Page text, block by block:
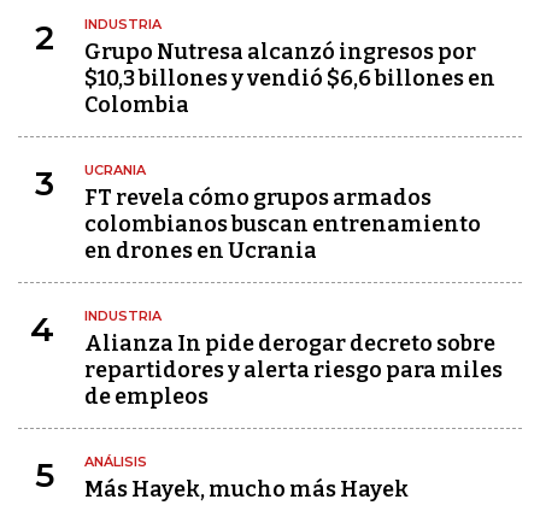
2 INDUSTRIA
Grupo Nutresa alcanzó ingresos por
$10,3 billones y vendió $6,6 billones en
Colombia
3 UCRANIA
FT revela cómo grupos armados
colombianos buscan entrenamiento
en drones en Ucrania
4 INDUSTRIA
Alianza In pide derogar decreto sobre
repartidores y alerta riesgo para miles
de empleos
5 ANÁLISIS
Más Hayek, mucho más Hayek